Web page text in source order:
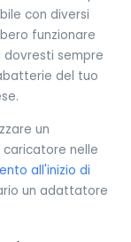
con diversi
funzionare
dovresti sempre
del tuo
un
nelle
all'inizio di
un adattatore